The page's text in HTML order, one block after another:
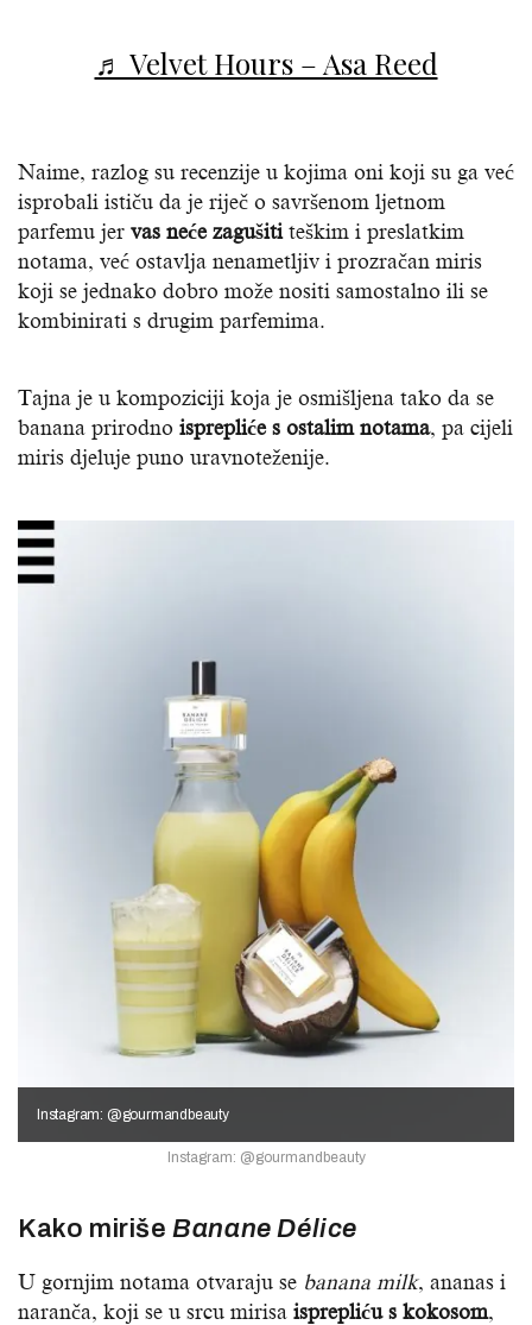
♬ Velvet Hours – Asa Reed
Naime, razlog su recenzije u kojima oni koji su ga već
isprobali ističu da je riječ o savršenom ljetnom
parfemu jer vas neće zagušititeškim i preslatkim
notama, već ostavlja nenametljiv i prozračan miris
koji se jednako dobro može nositi samostalno ili se
kombinirati s drugim parfemima.
Tajna je u kompoziciji koja je osmišljena tako da se
banana prirodno isprepliće s ostalim notama, pa cijeli
miris djeluje puno uravnoteženije.
Instagram: @gourmandbeauty
Instagram: @gourmandbeauty
Kako miriše Banane Délice
U gornjim notama otvaraju se banana milk, ananas i
naranča, koji se u srcu mirisa isprepliću s kokosom,